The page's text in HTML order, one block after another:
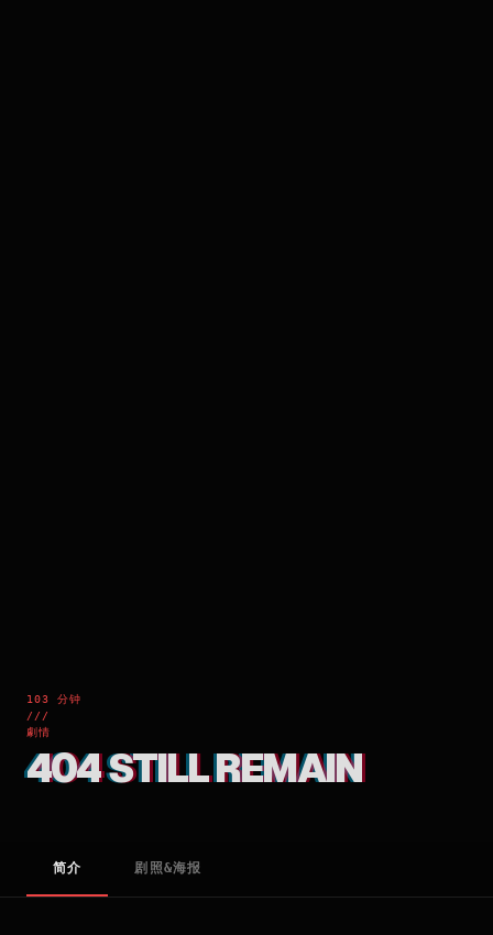
103 分钟
///
劇情
404 STILL REMAIN
简介 剧照&海报